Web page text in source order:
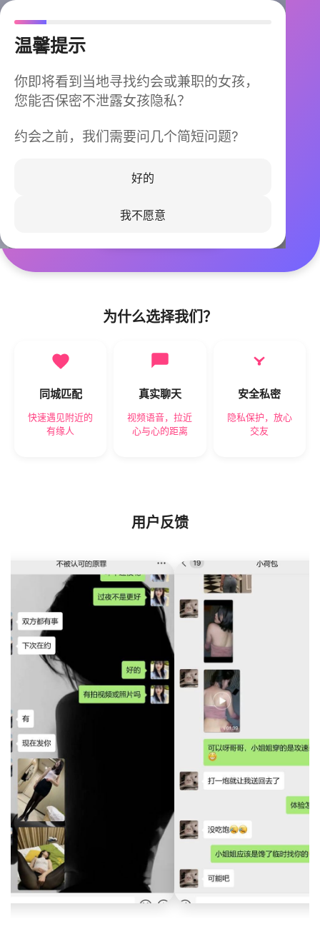
温馨提示
你即将看到当地寻找约会或兼职的女孩，
您能否保密不泄露女孩隐私？
约会之前，我们需要问几个简短问题?
好的
我不愿意
今晚不再孤单
同城快速匹配，马上认识身边的TA
立即下载
为什么选择我们？
同城匹配
快速遇见附近的
有缘人
真实聊天
视频语音，拉近
心与心的距离
安全私密
隐私保护，放心
交友
用户反馈